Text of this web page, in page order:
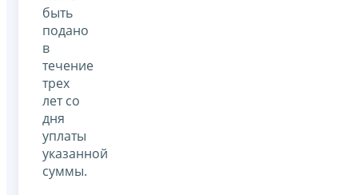
быть
подано
в
течение
трех
лет со
дня
уплаты
указанной
суммы.